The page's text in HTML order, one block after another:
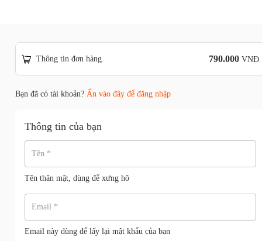
Thông tin đơn hàng 790.000 VNĐ
Bạn đã có tài khoản? Ấn vào đây để đăng nhập
Thông tin của bạn
Tên *
Tên thân mật, dùng để xưng hô
Email *
Email này dùng để lấy lại mật khẩu của bạn